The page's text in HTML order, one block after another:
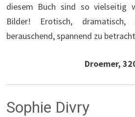
diesem Buch sind so vielseitig
Bilder! Erotisch, dramatisch,
berauschend, spannend zu
Droemer,
Sophie Divry